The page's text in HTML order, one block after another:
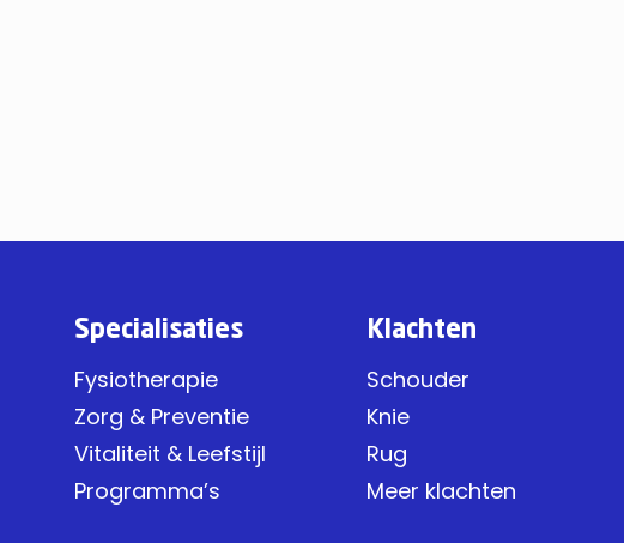
Specialisaties
Fysiotherapie
Zorg & Preventie
Vitaliteit & Leefstijl
Programma’s
Klachten
Schouder
Knie
Rug
Meer klachten